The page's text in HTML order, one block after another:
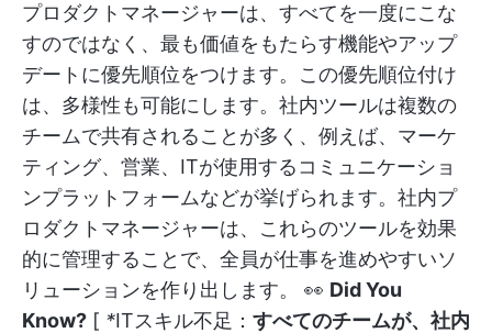
プロダクトマネージャーは、すべてを一度にこな
すのではなく、最も価値をもたらす機能やアップ
デートに優先順位をつけます。この優先順位付け
は、多様性も可能にします。社内ツールは複数の
チームで共有されることが多く、例えば、マーケ
ティング、営業、ITが使用するコミュニケーショ
ンプラットフォームなどが挙げられます。社内プ
ロダクトマネージャーは、これらのツールを効果
的に管理することで、全員が仕事を進めやすいソ
リューションを作り出します。 👀 Did You
Know? [ *ITスキル不足： すべてのチームが、社内